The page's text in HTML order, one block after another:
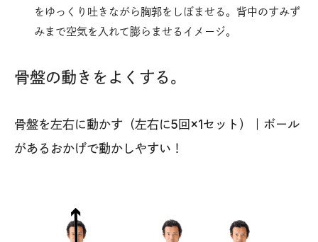
をゆっくり吐きながら胸郭をしぼませる。背中のすみず
みまで空気を入れて膨らませるイメージ。
骨盤の動きをよくする。
骨盤を左右に動かす（左右に5回×1セット）｜ボール
があるおかげで動かしやすい！